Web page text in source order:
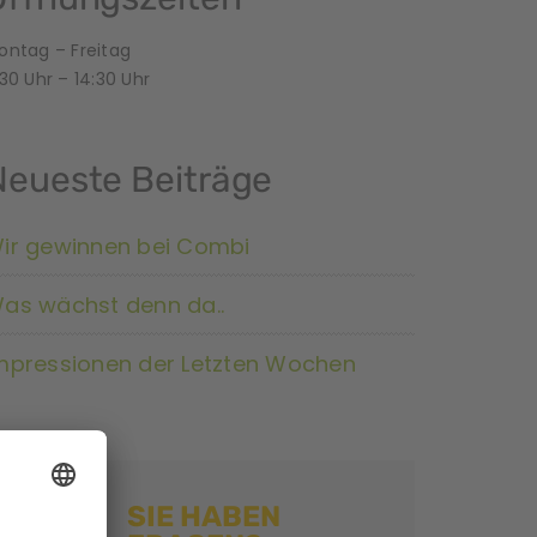
– Freitag
Uhr – 14:30 Uhr
Beiträge
gewinnen bei Combi
wächst denn da..
der Letzten Wochen
SIE HABEN